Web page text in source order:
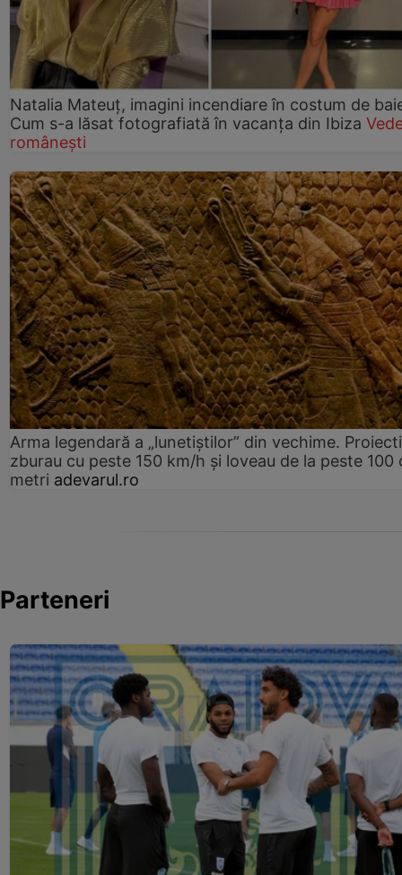
Natalia Mateuț, imagini incendiare în costum de
Cum s-a lăsat fotografiată în vacanța din Ibiza
românești
Arma legendară a „lunetiștilor” din vechime.
zburau cu peste 150 km/h și loveau de la peste 100
metri adevarul.ro
Parteneri